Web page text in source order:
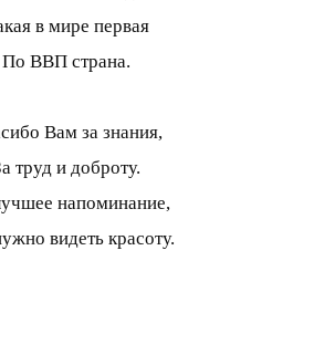
в мире первая
По ВВП страна.
Вам за знания,
труд и доброту.
напоминание,
видеть красоту.